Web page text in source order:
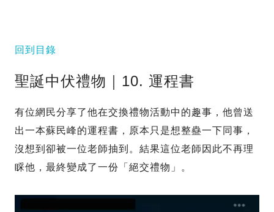
回到目錄
聖誕中伏禮物｜10. 運程書
有位網民分享了他在交換禮物活動中的趣事，他曾送
出一本蘇民峰的運程書，原本只是想整蠱一下同事，
沒想到卻被一位老師抽到。結果這位老師因此不再理
睬他，最終變成了一份「絕交禮物」。